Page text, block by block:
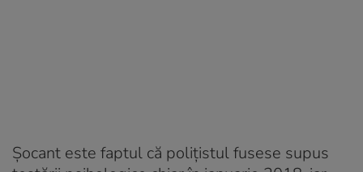
Șocant este faptul că polițistul fusese supus